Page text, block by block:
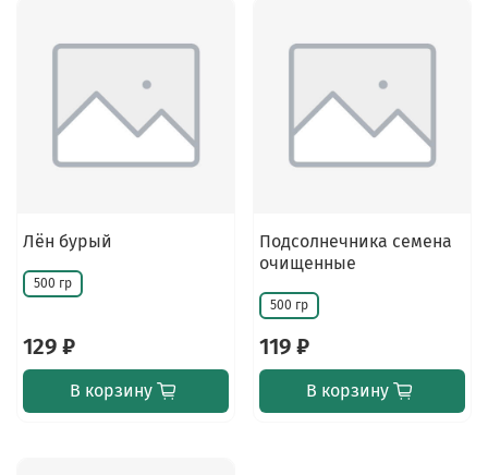
Лён бурый
500 гр
129 ₽
В корзину
Подсолнечника семена
очищенные
500 гр
119 ₽
В корзину